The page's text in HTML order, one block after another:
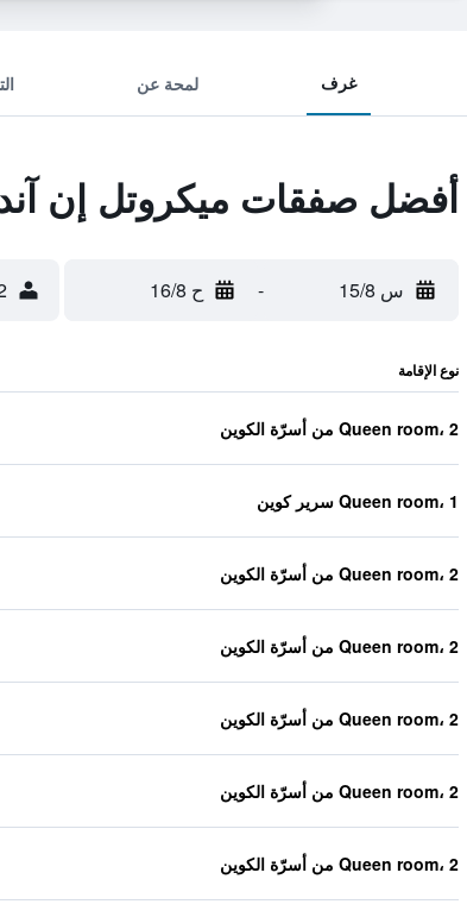
غرف لمحة عن
أفضل صفقات ميكروتل إن آند
س 15/8 - ح 16/8 2 من
نوع الإقامة
Queen room، 2 من أسرّة الكوين
Queen room، 1 سرير كوين
Queen room، 2 من أسرّة الكوين
Queen room، 2 من أسرّة الكوين
Queen room، 2 من أسرّة الكوين
Queen room، 2 من أسرّة الكوين
Queen room، 2 من أسرّة الكوين